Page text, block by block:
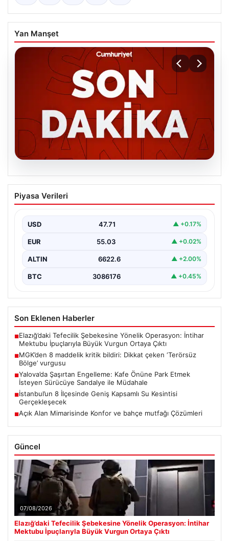
Yan Manşet
MGK’den 8 maddelik kritik bildiri: Dikkat
çeken ‘Terörsüz Bölge’ vurgusu
Piyasa Verileri
USD 47.71 ▲ +0.17%
EUR 55.03 ▲ +0.02%
ALTIN 6622.6 ▲ +2.00%
BTC 3086176 ▲ +0.45%
Son Eklenen Haberler
■Elazığ’daki Tefecilik Şebekesine Yönelik Operasyon: İntihar
Mektubu İpuçlarıyla Büyük Vurgun Ortaya Çıktı
■MGK’den 8 maddelik kritik bildiri: Dikkat çeken ‘Terörsüz
Bölge’ vurgusu
■Yalova’da Şaşırtan Engelleme: Kafe Önüne Park Etmek
İsteyen Sürücüye Sandalye ile Müdahale
■İstanbul’un 8 İlçesinde Geniş Kapsamlı Su Kesintisi
Gerçekleşecek
■Açık Alan Mimarisinde Konfor ve bahçe mutfağı Çözümleri
Güncel
07/08/2026
Elazığ’daki Tefecilik Şebekesine Yönelik Operasyon: İntihar
Mektubu İpuçlarıyla Büyük Vurgun Ortaya Çıktı